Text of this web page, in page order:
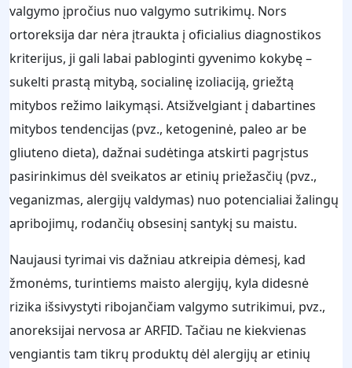
valgymo įpročius nuo valgymo sutrikimų. Nors
ortoreksija dar nėra įtraukta į oficialius diagnostikos
kriterijus, ji gali labai pabloginti gyvenimo kokybę –
sukelti prastą mitybą, socialinę izoliaciją, griežtą
mitybos režimo laikymąsi. Atsižvelgiant į dabartines
mitybos tendencijas (pvz., ketogeninė, paleo ar be
gliuteno dieta), dažnai sudėtinga atskirti pagrįstus
pasirinkimus dėl sveikatos ar etinių priežasčių (pvz.,
veganizmas, alergijų valdymas) nuo potencialiai žalingų
apribojimų, rodančių obsesinį santykį su maistu.
Naujausi tyrimai vis dažniau atkreipia dėmesį, kad
žmonėms, turintiems maisto alergijų, kyla didesnė
rizika išsivystyti ribojančiam valgymo sutrikimui, pvz.,
anoreksijai nervosa ar ARFID. Tačiau ne kiekvienas
vengiantis tam tikrų produktų dėl alergijų ar etinių